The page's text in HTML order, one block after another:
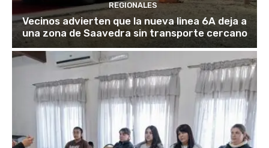
REGIONALES
Vecinos advierten que la nueva linea 6A deja a
una zona de Saavedra sin transporte cercano